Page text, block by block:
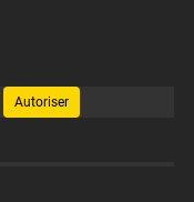
Autoriser